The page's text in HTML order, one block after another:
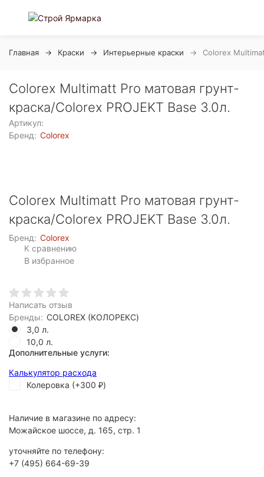
Главная Краски Интерьерные краски Colorex
Colorex Multimatt Pro матовая грунт-
краска/Colorex PROJEKT Base 3.0л.
Артикул:
Бренд: Colorex
Colorex Multimatt Pro матовая грунт-
краска/Colorex PROJEKT Base 3.0л.
Бренд: Colorex
К сравнению
В избранное
Написать отзыв
Бренды: COLOREX (КОЛОРЕКС)
3,0 л.
10,0 л.
Дополнительные услуги:
Калькулятор расхода
Колеровка (+300 ₽)
Наличие в магазине по адресу:
Можайское шоссе, д. 165, стр. 1
уточняйте по телефону:
+7 (495) 664-69-39